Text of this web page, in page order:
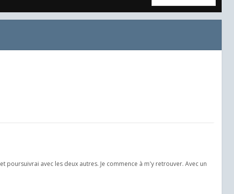
poursuivrai avec les deux autres. Je commence à m'y retrouver. Avec un